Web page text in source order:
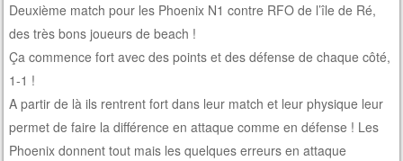
Deuxième match pour les Phoenix N1 contre RFO de l’île de Ré,
des très bons joueurs de beach !
Ça commence fort avec des points et des défense de chaque côté,
1-1 !
A partir de là ils rentrent fort dans leur match et leur physique leur
permet de faire la différence en attaque comme en défense ! Les
Phoenix donnent tout mais les quelques erreurs en attaque